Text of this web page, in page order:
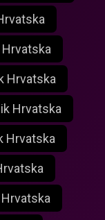
Hrvatska
Hrvatska
Hrvatska
Hrvatska